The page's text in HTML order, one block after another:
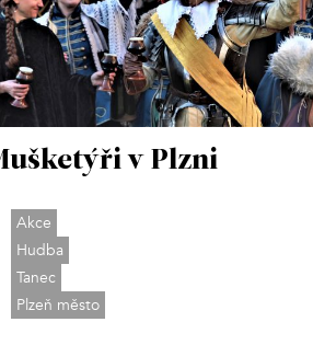
v Plzni
Akce
Hudba
Tanec
Plzeň město